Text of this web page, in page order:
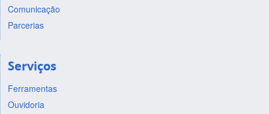
Comunicação
Parcerias
Serviços
Ferramentas
Ouvidoria